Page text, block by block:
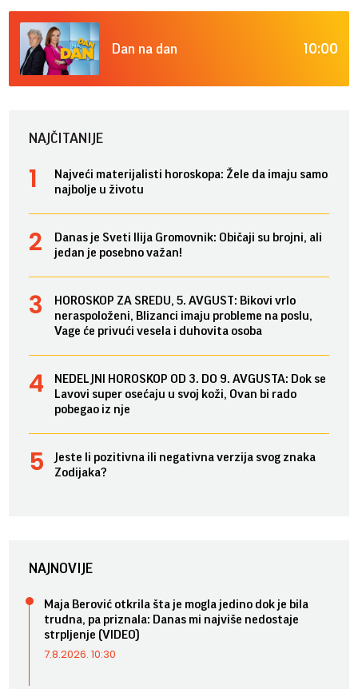
Dan na dan 10:00
NAJČITANIJE
Najveći materijalisti horoskopa: Žele da imaju samo
najbolje u životu
Danas je Sveti Ilija Gromovnik: Običaji su brojni, ali
jedan je posebno važan!
HOROSKOP ZA SREDU, 5. AVGUST: Bikovi vrlo
neraspoloženi, Blizanci imaju probleme na poslu,
Vage će privući vesela i duhovita osoba
NEDELJNI HOROSKOP OD 3. DO 9. AVGUSTA: Dok se
Lavovi super osećaju u svoj koži, Ovan bi rado
pobegao iz nje
Jeste li pozitivna ili negativna verzija svog znaka
Zodijaka?
NAJNOVIJE
Maja Berović otkrila šta je mogla jedino dok je bila
trudna, pa priznala: Danas mi najviše nedostaje
strpljenje (VIDEO)
7.8.2026. 10:30